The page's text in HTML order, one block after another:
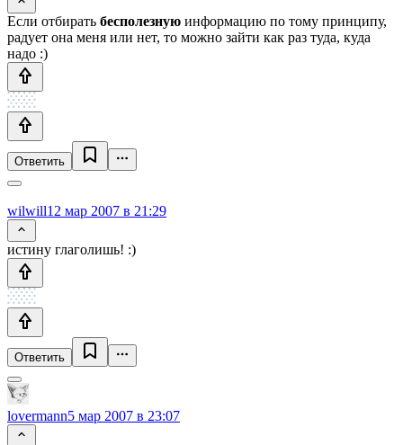
Если отбирать бесполезную информацию по тому принципу,
радует она меня или нет, то можно зайти как раз туда, куда
надо :)
Ответить
wilwill12 мар 2007 в 21:29
истину глаголишь! :)
Ответить
lovermann5 мар 2007 в 23:07